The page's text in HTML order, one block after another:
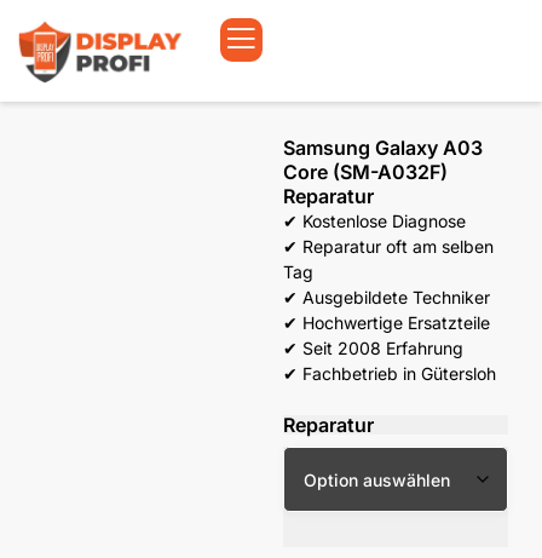
Samsung Galaxy A03
Core (SM-A032F)
Reparatur
✔ Kostenlose Diagnose
✔ Reparatur oft am selben
Tag
✔ Ausgebildete Techniker
✔ Hochwertige Ersatzteile
✔ Seit 2008 Erfahrung
✔ Fachbetrieb in Gütersloh
Reparatur